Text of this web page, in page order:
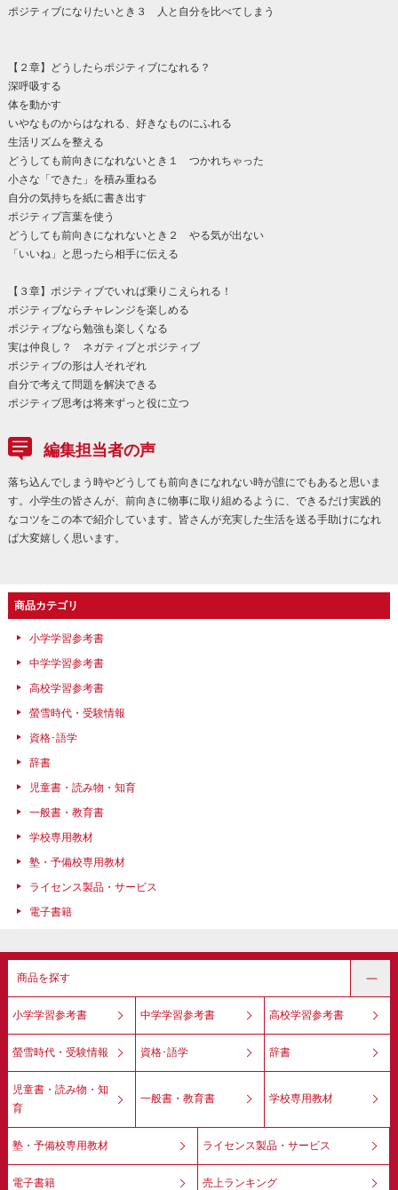
ポジティブになりたいとき３ 人と自分を比べてしまう
【２章】どうしたらポジティブになれる？
深呼吸する
体を動かす
いやなものからはなれる、好きなものにふれる
生活リズムを整える
どうしても前向きになれないとき１ つかれちゃった
小さな「できた」を積み重ねる
自分の気持ちを紙に書き出す
ポジティブ言葉を使う
どうしても前向きになれないとき２ やる気が出ない
「いいね」と思ったら相手に伝える
【３章】ポジティブでいれば乗りこえられる！
ポジティブならチャレンジを楽しめる
ポジティブなら勉強も楽しくなる
実は仲良し？ ネガティブとポジティブ
ポジティブの形は人それぞれ
自分で考えて問題を解決できる
ポジティブ思考は将来ずっと役に立つ
編集担当者の声
落ち込んでしまう時やどうしても前向きになれない時が誰にでもあると思いま
す。小学生の皆さんが、前向きに物事に取り組めるように、できるだけ実践的
なコツをこの本で紹介しています。皆さんが充実した生活を送る手助けになれ
ば大変嬉しく思います。
商品カテゴリ
小学学習参考書
中学学習参考書
高校学習参考書
螢雪時代・受験情報
資格･語学
辞書
児童書・読み物・知育
一般書・教育書
学校専用教材
塾・予備校専用教材
ライセンス製品・サービス
電子書籍
商品を探す
小学学習参考書 中学学習参考書 高校学習参考書
螢雪時代・受験情報 資格･語学 辞書
児童書・読み物・知
育
一般書・教育書 学校専用教材
塾・予備校専用教材 ライセンス製品・サービス
電子書籍 売上ランキング